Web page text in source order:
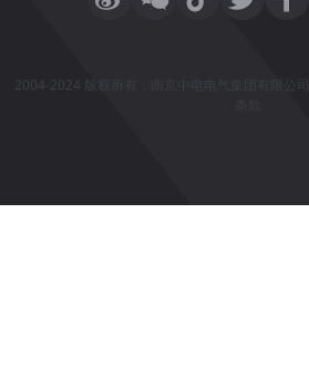
2004-2024 版权所有：南京中电电气集团有限公司